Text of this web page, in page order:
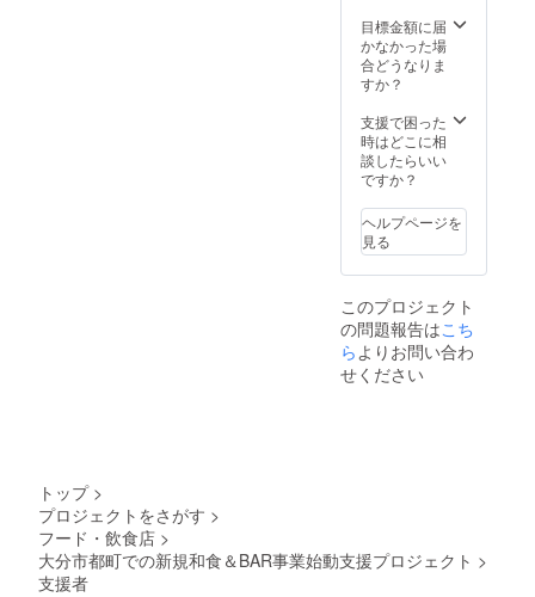
目標金額に届
かなかった場
合どうなりま
すか？
支援で困った
時はどこに相
談したらいい
ですか？
ヘルプページを
見る
このプロジェクト
の問題報告はこち
らよりお問い合わ
せください
トップ >
プロジェクトをさがす >
フード・飲食店 >
大分市都町での新規和食＆BAR事業始動支援プロジェクト >
支援者